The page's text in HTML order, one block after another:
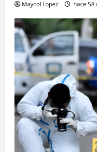
Maycol Lopez hace 58